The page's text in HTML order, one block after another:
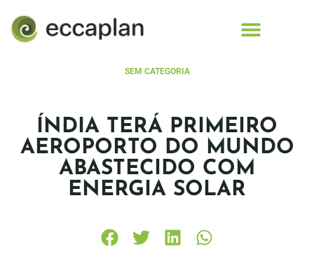
SEM CATEGORIA
ÍNDIA TERÁ PRIMEIRO
AEROPORTO DO MUNDO
ABASTECIDO COM
ENERGIA SOLAR